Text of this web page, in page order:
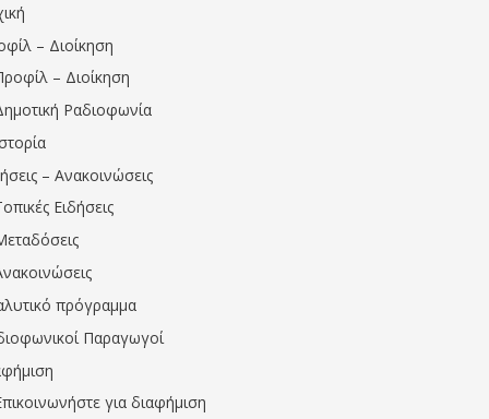
– Διοίκηση
– Διοίκηση
Ραδιοφωνία
– Ανακοινώσεις
Ειδήσεις
πρόγραμμα
Παραγωγοί
για διαφήμιση